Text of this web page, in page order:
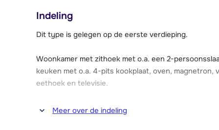
restaurants en bars ligt in het dal op 1,7 km (ca. 5
per ski bereikbaar).
Wildbachhof bestaat uit twee gebouwen die aan
modern en comfortabel ingericht en beschikken
heerlijk ontspannen in de gezamenlijke
Wildbachhof zijn gratis parkeerplaatsen (naar
Indeling
Dit type is gelegen op de eerste verdieping.
Woonkamer met zithoek met o.a. een 2-
keuken met o.a. 4-pits kookplaat, oven,
eethoek en televisie.
Twee slaapkamers met ieder een 2-persoonsbed.
Meer over de indeling